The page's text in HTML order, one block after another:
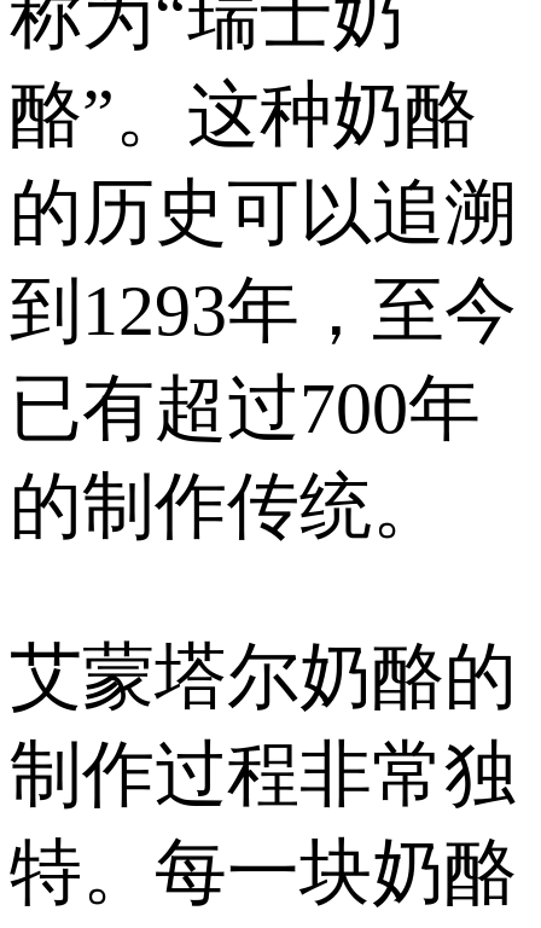
称为“瑞士奶
酪”。这种奶酪
的历史可以追溯
到1293年，至今
已有超过700年
的制作传统。
艾蒙塔尔奶酪的
制作过程非常独
特。每一块奶酪